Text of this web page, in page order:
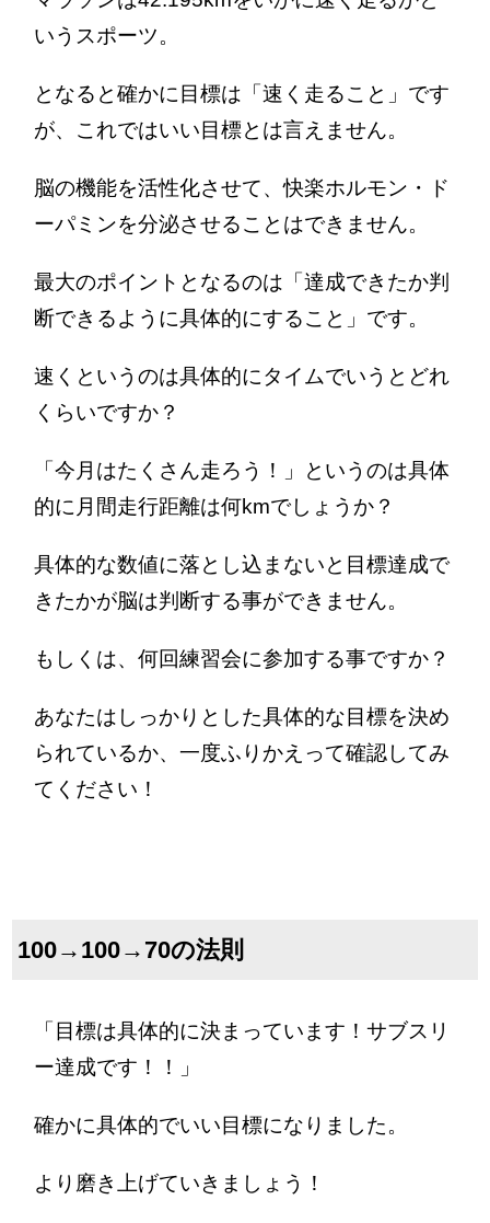
いうスポーツ。
となると確かに目標は「速く走ること」です
が、これではいい目標とは言えません。
脳の機能を活性化させて、快楽ホルモン・ド
ーパミンを分泌させることはできません。
最大のポイントとなるのは「達成できたか判
断できるように具体的にすること」です。
速くというのは具体的にタイムでいうとどれ
くらいですか？
「今月はたくさん走ろう！」というのは具体
的に月間走行距離は何kmでしょうか？
具体的な数値に落とし込まないと目標達成で
きたかが脳は判断する事ができません。
もしくは、何回練習会に参加する事ですか？
あなたはしっかりとした具体的な目標を決め
られているか、一度ふりかえって確認してみ
てください！
100→100→70の法則
「目標は具体的に決まっています！サブスリ
ー達成です！！」
確かに具体的でいい目標になりました。
より磨き上げていきましょう！